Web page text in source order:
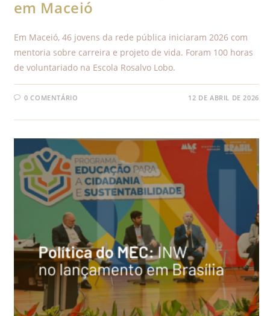
em Maceió
Em Maceió, 46 jovens da rede pública iniciaram 2026 com
mentoria sobre carreira e projeto de vida. Foram 100 horas
de voluntariado na Escola Rosalvo Lobo.
0 COMENTÁRIO 12 DE ABRIL DE 2026